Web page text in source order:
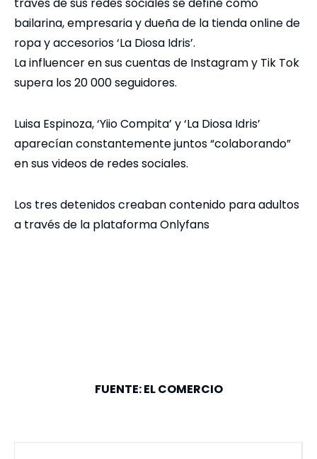
bailarina, empresaria y dueña de la tienda online de
ropa y accesorios ‘La Diosa Idris’.
La influencer en sus cuentas de Instagram y Tik Tok
supera los 20 000 seguidores.
Luisa Espinoza, ‘Yiio Compita’ y ‘La Diosa Idris’
aparecían constantemente juntos “colaborando”
en sus videos de redes sociales.
Los tres detenidos creaban contenido para adultos
a través de la plataforma Onlyfans
FUENTE: EL COMERCIO